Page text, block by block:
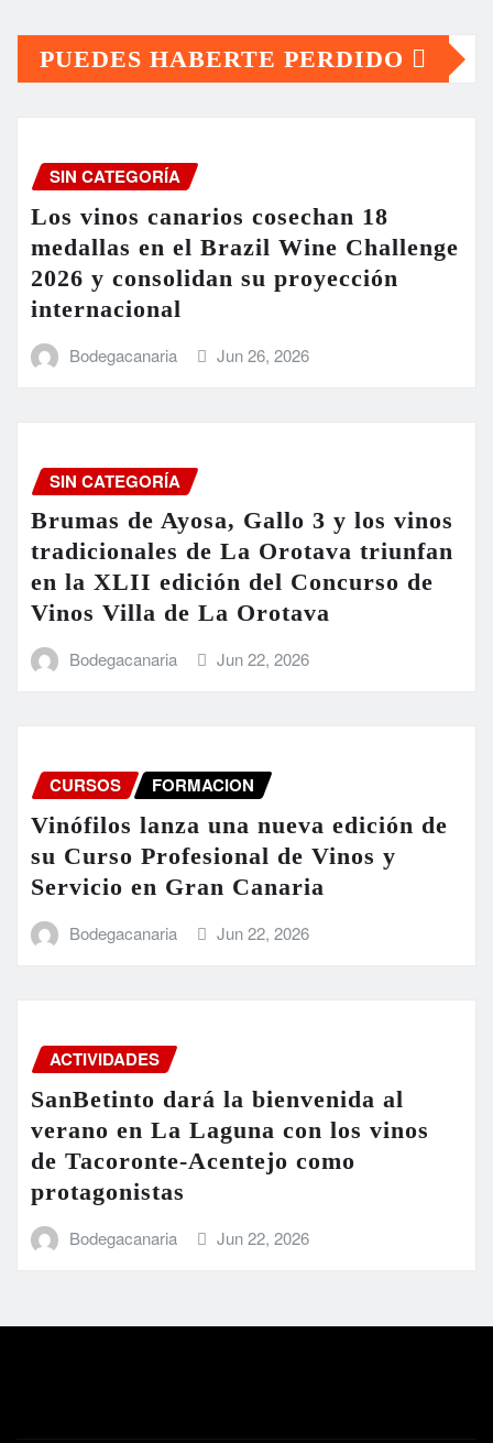
PUEDES HABERTE PERDIDO
SIN CATEGORÍA
Los vinos canarios cosechan 18
medallas en el Brazil Wine Challenge
2026 y consolidan su proyección
internacional
Bodegacanaria Jun 26, 2026
SIN CATEGORÍA
Brumas de Ayosa, Gallo 3 y los vinos
tradicionales de La Orotava triunfan
en la XLII edición del Concurso de
Vinos Villa de La Orotava
Bodegacanaria Jun 22, 2026
CURSOS FORMACION
Vinófilos lanza una nueva edición de
su Curso Profesional de Vinos y
Servicio en Gran Canaria
Bodegacanaria Jun 22, 2026
ACTIVIDADES
SanBetinto dará la bienvenida al
verano en La Laguna con los vinos
de Tacoronte-Acentejo como
protagonistas
Bodegacanaria Jun 22, 2026